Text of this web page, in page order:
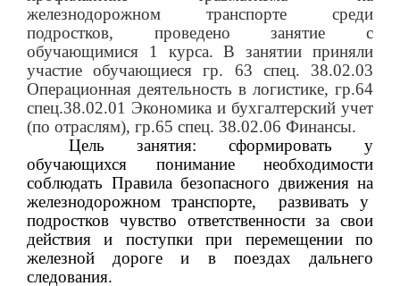
железнодорожном транспорте среди
подростков, проведено занятие с
обучающимися 1 курса. В занятии приняли
участие обучающиеся гр. 63 спец. 38.02.03
Операционная деятельность в логистике, гр.64
спец.38.02.01 Экономика и бухгалтерский учет
(по отраслям), гр.65 спец. 38.02.06 Финансы.
Цель занятия: сформировать у
обучающихся понимание необходимости
соблюдать Правила безопасного движения на
железнодорожном транспорте,
развивать у
подростков чувство ответственности за свои
действия и поступки при перемещении по
железной дороге и в поездах дальнего
следования.